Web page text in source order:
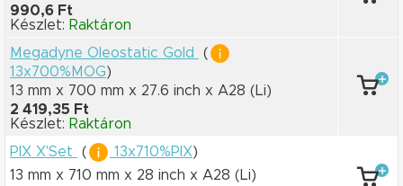
990,6 Ft
Készlet: Raktáron
Megadyne Oleostatic Gold
(
13x700%MOG)
13 mm x 700 mm x 27.6 inch x A28 (Li)
2 419,35 Ft
Készlet: Raktáron
PIX X'Set
( 13x710%PIX)
13 mm x 710 mm x 28 inch x A28 (Li)